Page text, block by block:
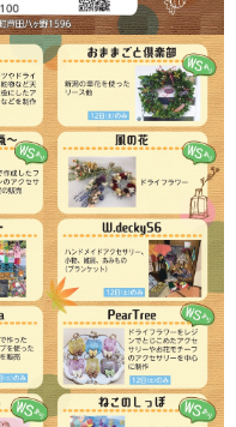
予約確認・変更
周辺観光